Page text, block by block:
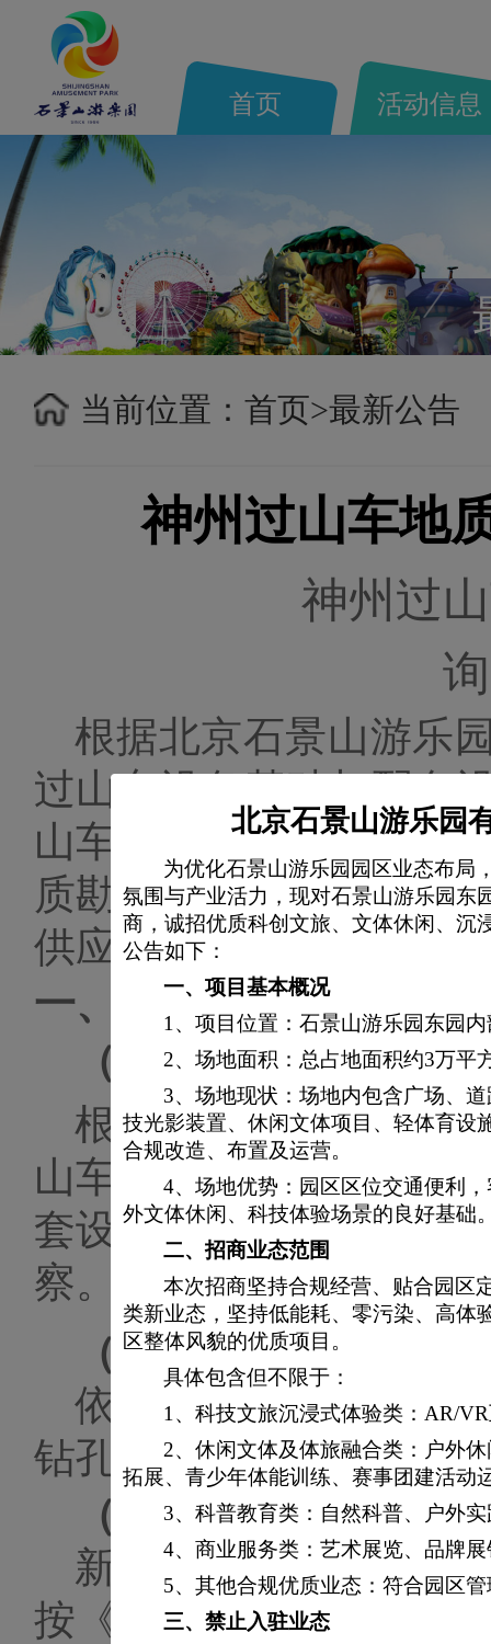
北京石景山游乐园
为优化石景山游乐园园区业态布局
氛围与产业活力，现对石景山游乐园东
商，诚招优质科创文旅、文体休闲、沉
公告如下：
一、项目基本概况
1、项目位置：石景山游乐园东园
2、场地面积：总占地面积约3万平
3、场地现状：场地内包含广场、
技光影装置、休闲文体项目、轻体育设
合规改造、布置及运营。
4、场地优势：园区区位交通便利
外文体休闲、科技体验场景的良好基础
二、招商业态范围
本次招商坚持合规经营、贴合园区
类新业态，坚持低能耗、零污染、高体
区整体风貌的优质项目。
具体包含但不限于：
1、科技文旅沉浸式体验类： AR/
2、休闲文体及体旅融合类：户外
拓展、青少年体能训练、赛事团建活动
3、科普教育类：自然科普、户外
4、商业服务类：艺术展览、品牌
5、其他合规优质业态：符合园区
三、禁止入驻业态
首页 活动信息
当前位置： 首页>最新公告
神州过山车地
神州过
根据北京石景山游乐
过山车设备基础与配套
山车区域进行地质勘察
质勘察工程计划通过询
供应商参与报价。
一、
项目概况及招标范围
（一）项目概况
根据我园 2023年升级
山车
游艺设备进行更新
套设施的设计与建设工
察。
（二）招标范围
依据规范及设计要求
钻孔约20个。
（三）技术要求
新（改）建工程（构
按《岩土工程勘察规范